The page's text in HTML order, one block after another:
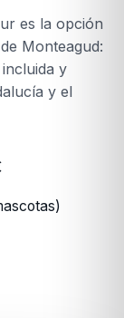
es la opción
Monteagud:
y
y el